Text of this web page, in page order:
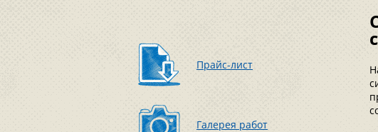
Прайс-лист
Галерея работ